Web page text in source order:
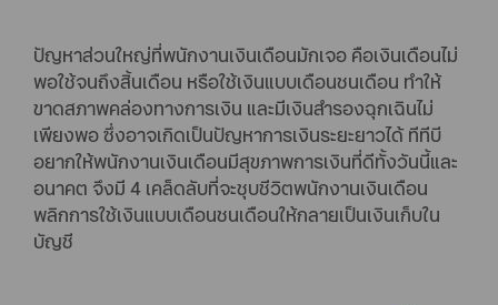
ปัญหาส่วนใหญ่ที่พนักงานเงินเดือนมักเจอ คือเงินเดือนไม่
พอใช้จนถึงสิ้นเดือน หรือใช้เงินแบบเดือนชนเดือน ทำให้
ขาดสภาพคล่องทางการเงิน และมีเงินสำรองฉุกเฉินไม่
เพียงพอ ซึ่งอาจเกิดเป็นปัญหาการเงินระยะยาวได้ ทีทีบี
อยากให้พนักงานเงินเดือนมีสุขภาพการเงินที่ดีทั้งวันนี้และ
อนาคต จึงมี 4 เคล็ดลับที่จะชุบชีวิตพนักงานเงินเดือน
พลิกการใช้เงินแบบเดือนชนเดือนให้กลายเป็นเงินเก็บใน
บัญชี